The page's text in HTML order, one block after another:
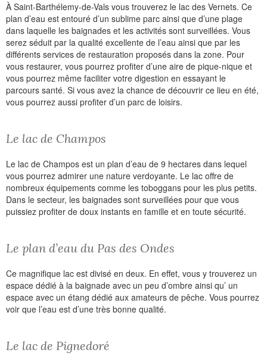
À Saint-Barthélemy-de-Vals vous trouverez le lac des Vernets. Ce
plan d’eau est entouré d’un sublime parc ainsi que d’une plage
dans laquelle les baignades et les activités sont surveillées. Vous
serez séduit par la qualité excellente de l’eau ainsi que par les
différents services de restauration proposés dans la zone. Pour
vous restaurer, vous pourrez profiter d’une aire de pique-nique et
vous pourrez même faciliter votre digestion en essayant le
parcours santé. Si vous avez la chance de découvrir ce lieu en été,
vous pourrez aussi profiter d’un parc de loisirs.
Le lac de Champos
Le lac de Champos est un plan d’eau de 9 hectares dans lequel
vous pourrez admirer une nature verdoyante. Le lac offre de
nombreux équipements comme les toboggans pour les plus petits.
Dans le secteur, les baignades sont surveillées pour que vous
puissiez profiter de doux instants en famille et en toute sécurité.
Le plan d’eau du Pas des Ondes
Ce magnifique lac est divisé en deux. En effet, vous y trouverez un
espace dédié à la baignade avec un peu d’ombre ainsi qu’ un
espace avec un étang dédié aux amateurs de pêche. Vous pourrez
voir que l’eau est d’une très bonne qualité.
Le lac de Pignedoré